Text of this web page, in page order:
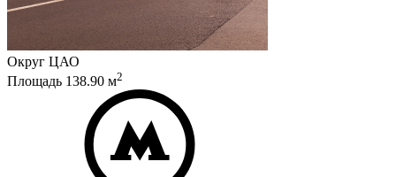
Округ ЦАО
Площадь 138.90 м2